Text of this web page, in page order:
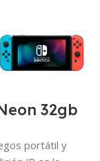
32gb
portátil y